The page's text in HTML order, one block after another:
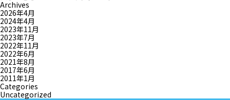
Archives
2026年4月
2024年4月
2023年11月
2023年7月
2022年11月
2022年6月
2021年8月
2017年6月
2011年1月
Categories
Uncategorized